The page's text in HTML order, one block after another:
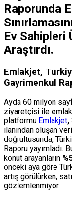
Raporunda
Ev Sahipleri
Araştırdı.
Emlakjet,
Gayrimenkul
Ayda 60 milyon
ziyaretçisi ile
platformu Emlakjet,
ilanından oluşan
doğrultusunda,
Raporu yayımladı.
konut arayanların
önceki aya göre
artış görülürken,
gözlemlenmiyor.